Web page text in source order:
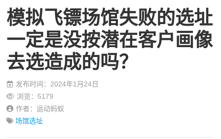
模拟飞镖场馆失败的选址
一定是没按潜在客户画像
去选造成的吗？
发布时间：2024年1月24日
浏览：5179
作者：运动蚂蚁
场馆选址